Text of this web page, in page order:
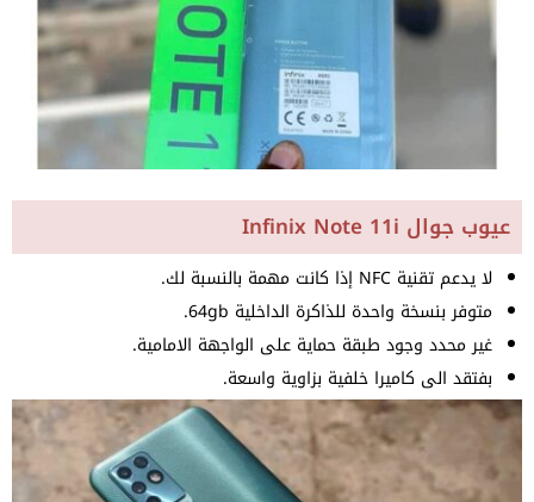
عيوب جوال Infinix Note 11i
لا يدعم تقنية NFC إذا كانت مهمة بالنسبة لك.
متوفر بنسخة واحدة للذاكرة الداخلية 64gb.
غير محدد وجود طبقة حماية على الواجهة الامامية.
بفتقد الى كاميرا خلفية بزاوية واسعة.